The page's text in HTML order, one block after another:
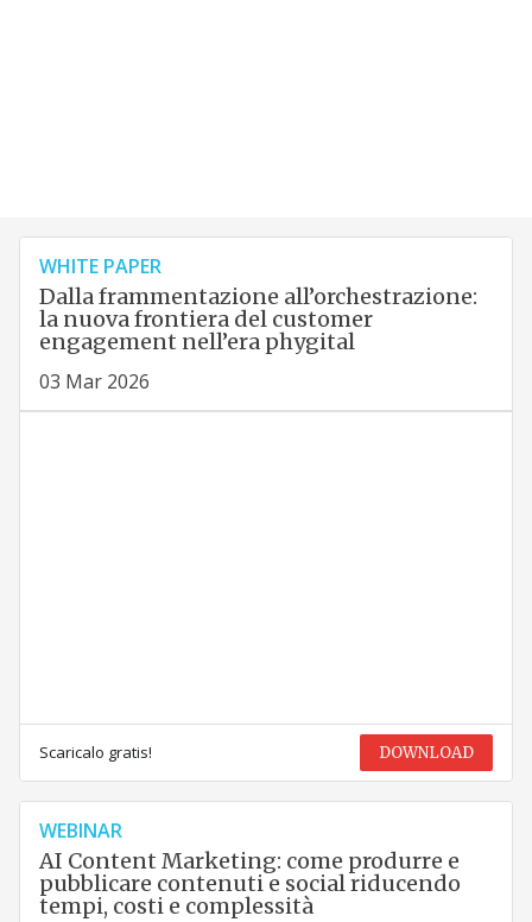
WHITE PAPER
Dalla frammentazione all’orchestrazione:
la nuova frontiera del customer
engagement nell’era phygital
03 Mar 2026
Scaricalo gratis! DOWNLOAD
WEBINAR
AI Content Marketing: come produrre e
pubblicare contenuti e social riducendo
tempi, costi e complessità